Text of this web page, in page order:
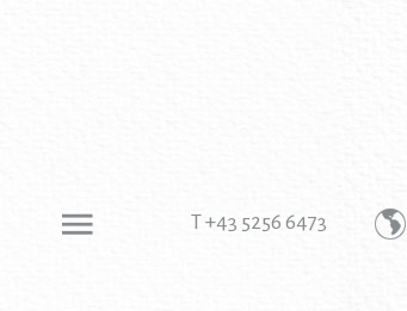
T +43 5256 6473